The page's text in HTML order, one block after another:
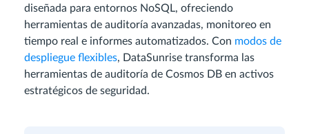
diseñada para entornos NoSQL, ofreciendo
herramientas de auditoría avanzadas, monitoreo en
tiempo real e informes automatizados. Con modos de
despliegue flexibles, DataSunrise transforma las
herramientas de auditoría de Cosmos DB en activos
estratégicos de seguridad.